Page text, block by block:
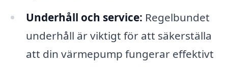
Underhåll och service: Regelbundet
underhåll är viktigt för att säkerställa
att din värmepump fungerar effektivt